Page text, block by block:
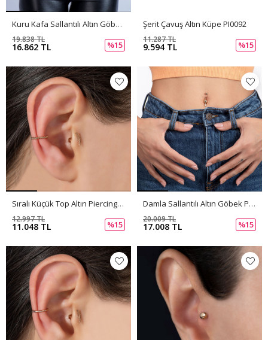
Kuru Kafa Sallantılı Altın Göbek Piercing PI0091
16.862 TL
19.838 TL
%15
Şerit Çavuş Altın Küpe PI0092
9.594 TL
11.287 TL
%15
Sıralı Küçük Top Altın Piercing PI0089
11.048 TL
12.997 TL
%15
Damla Sallantılı Altın Göbek Piercing PI0090
17.008 TL
20.009 TL
%15